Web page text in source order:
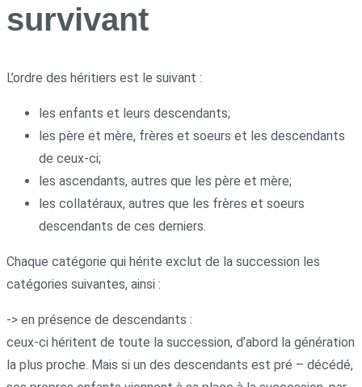
survivant
L’ordre des héritiers est le suivant :
les enfants et leurs descendants;
les père et mère, frères et soeurs et les descendants
de ceux-ci;
les ascendants, autres que les père et mère;
les collatéraux, autres que les frères et soeurs
descendants de ces derniers.
Chaque catégorie qui hérite exclut de la succession les
catégories suivantes, ainsi :
-> en présence de descendants :
ceux-ci héritent de toute la succession, d’abord la génération
la plus proche. Mais si un des descendants est pré – décédé,